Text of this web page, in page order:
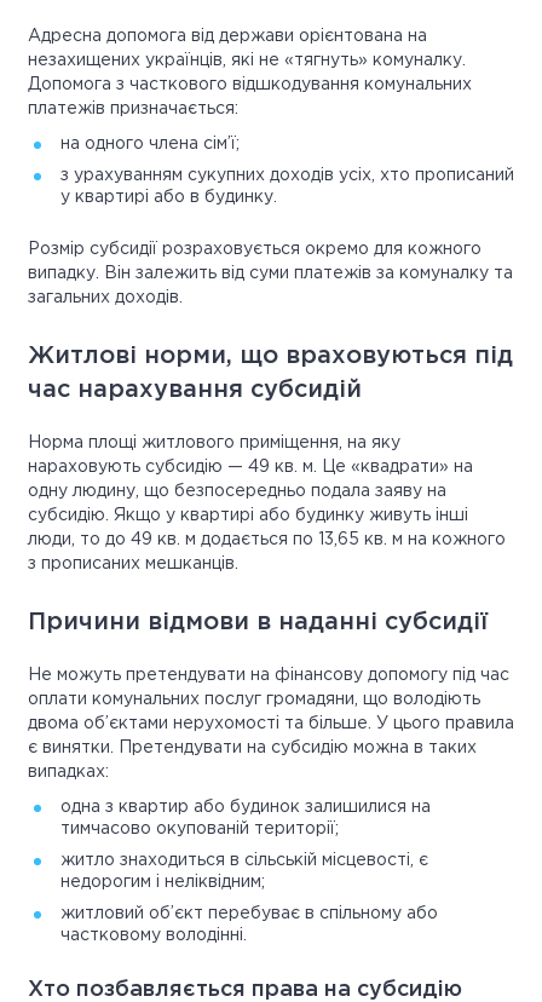
Адресна допомога від держави орієнтована на
незахищених українців, які не «тягнуть» комуналку.
Допомога з часткового відшкодування комунальних
платежів призначається:
на одного члена сім’ї;
з урахуванням сукупних доходів усіх, хто прописаний
у квартирі або в будинку.
Розмір субсидії розраховується окремо для кожного
випадку. Він залежить від суми платежів за комуналку та
загальних доходів.
Житлові норми, що враховуються під
час нарахування субсидій
Норма площі житлового приміщення, на яку
нараховують субсидію — 49 кв. м. Це «квадрати» на
одну людину, що безпосередньо подала заяву на
субсидію. Якщо у квартирі або будинку живуть інші
люди, то до 49 кв. м додається по 13,65 кв. м на кожного
з прописаних мешканців.
Причини відмови в наданні субсидії
Не можуть претендувати на фінансову допомогу під час
оплати комунальних послуг громадяни, що володіють
двома об’єктами нерухомості та більше. У цього правила
є винятки. Претендувати на субсидію можна в таких
випадках:
одна з квартир або будинок залишилися на
тимчасово окупованій території;
житло знаходиться в сільській місцевості, є
недорогим і неліквідним;
житловий об’єкт перебуває в спільному або
частковому володінні.
Хто позбавляється права на субсидію